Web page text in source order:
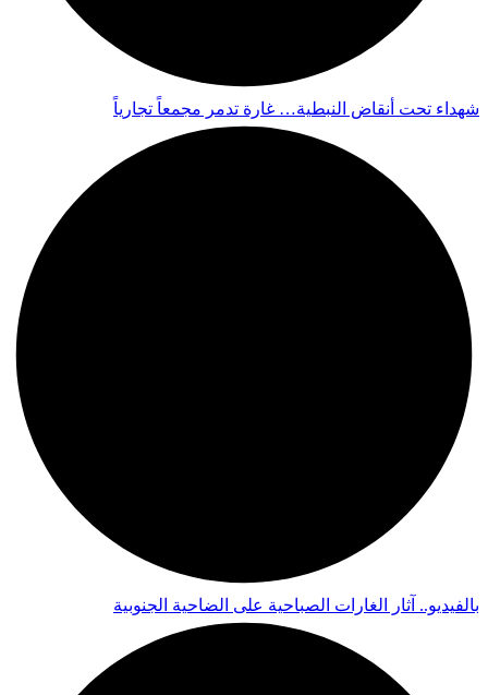
شهداء تحت أنقاض النبطية… غارة تدمر مجمعاً تجارياً
بالفيديو.. آثار الغارات الصباحية على الضاحية الجنوبية